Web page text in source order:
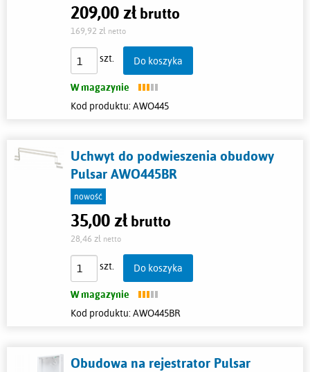
Cena:
209,00 zł brutto
169,92 zł netto
szt. Do koszyka
W magazynie
Kod produktu: AWO445
Uchwyt do podwieszenia obudowy
Pulsar AWO445BR
nowość
Cena:
35,00 zł brutto
28,46 zł netto
szt. Do koszyka
W magazynie
Kod produktu: AWO445BR
Obudowa na rejestrator Pulsar